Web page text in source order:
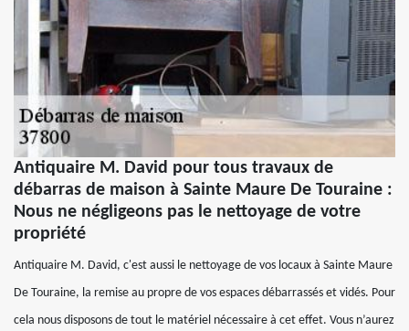
Antiquaire M. David pour tous travaux de
débarras de maison à Sainte Maure De Touraine :
Nous ne négligeons pas le nettoyage de votre
propriété
Antiquaire M. David, c'est aussi le nettoyage de vos locaux à Sainte Maure
De Touraine, la remise au propre de vos espaces débarrassés et vidés. Pour
cela nous disposons de tout le matériel nécessaire à cet effet. Vous n’aurez